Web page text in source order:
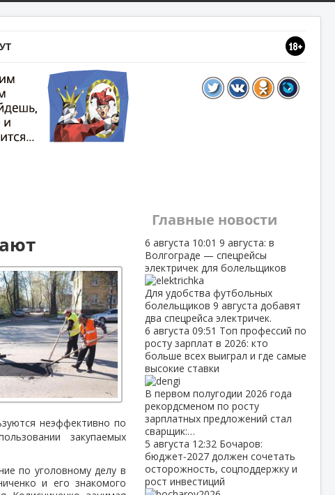
неэффективно по
закупаемых
по уголовному делу в
и его знакомого
Главные новости
6 августа 10:01 9 августа: в
Волгограде — спецрейсы
электричек для болельщиков
Для удобства футбольных
болельщиков 9 августа добавят
два спецрейса электричек.
6 августа 09:51 Топ профессий по
росту зарплат в 2026: кто
больше всех выиграл и где самые
высокие ставки
В первом полугодии 2026 года
рекордсменом по росту
зарплатных предложений стал
сварщик:…
5 августа 12:32 Бочаров:
бюджет‑2027 должен сочетать
осторожность, соцподдержку и
рост инвестиций